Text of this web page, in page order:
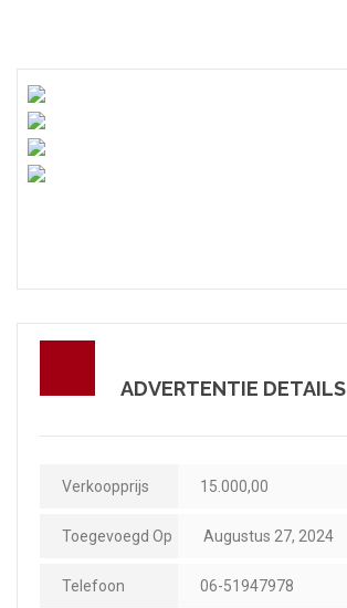
Contact
ADVERTENTIE DETAILS
Verkoopprijs 15.000,00
Toegevoegd Op Augustus 27, 2024
Telefoon 06-51947978